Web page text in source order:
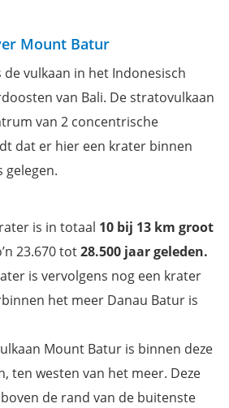
Mount Batur
de vulkaan in het Indonesisch
van Bali. De stratovulkaan
van 2 concentrische
dat er hier een krater binnen
gelegen.
is in totaal 10 bij 13 km groot
23.670 tot28.500 jaar geleden.
is vervolgens nog een krater
het meer Danau Batur is
Mount Batur is binnen deze
ten westen van het meer. Deze
de rand van de buitenste